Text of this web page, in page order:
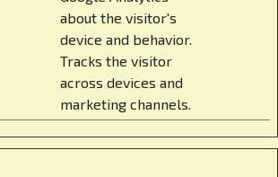
fizička, zaključana vrata i
znači i emocionalnu podršku, jasno
stručno osoblje i otvorenu
o privatnom obrazovanju u
se nameće pitanje – elitizam
about the visitor's
device and behavior.
Tracks the visitor
across devices and
marketing channels.